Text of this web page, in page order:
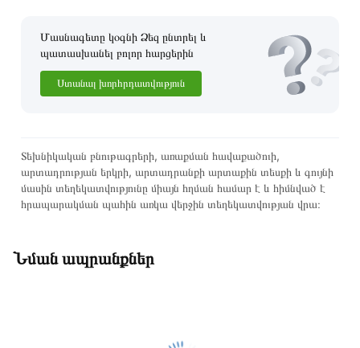
Մասնագետը կօգնի Ձեզ ընտրել և
պատասխանել բոլոր հարցերին
Ստանալ խորհրդատվություն
Տեխնիկական բնութագրերի, առաքման հավաքածուի,
արտադրության երկրի, արտադրանքի արտաքին տեսքի և գույնի
մասին տեղեկատվությունը միայն հղման համար է և հիմնված է
հրապարակման պահին առկա վերջին տեղեկատվության վրա։
Նման ապրանքներ